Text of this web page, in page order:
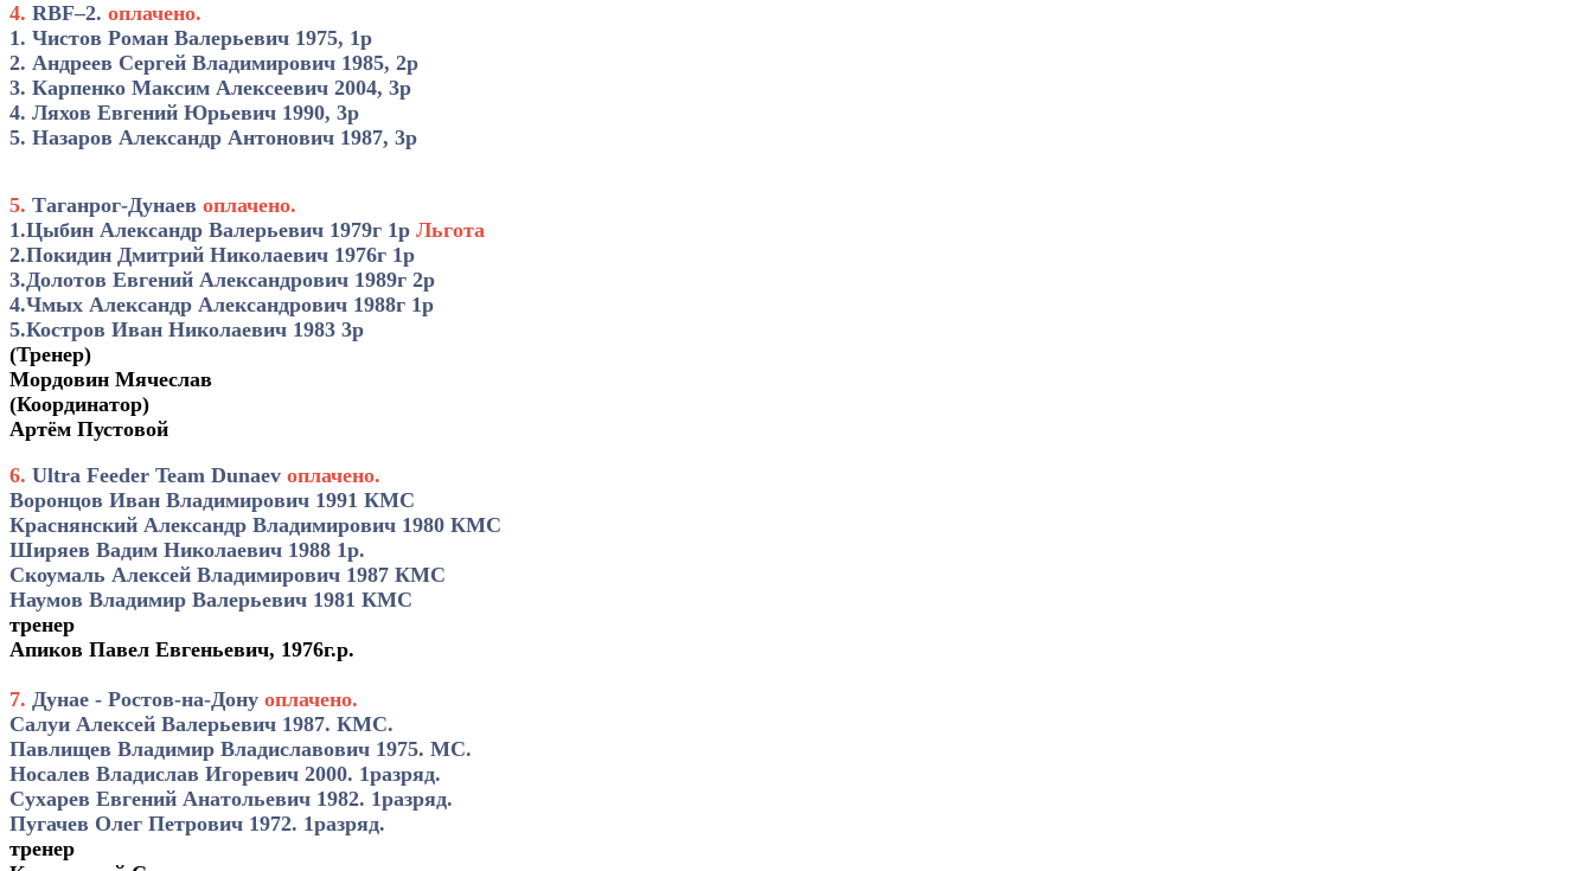
4. RBF–2. оплачено.
1. Чистов Роман Валерьевич 1975, 1р
2. Андреев Сергей Владимирович 1985, 2р
3. Карпенко Максим Алексеевич 2004, 3р
4. Ляхов Евгений Юрьевич 1990, 3р
5. Назаров Александр Антонович 1987, 3р
5. Таганрог-Дунаев оплачено.
1.Цыбин Александр Валерьевич 1979г 1р Льгота
2.Покидин Дмитрий Николаевич 1976г 1р
3.Долотов Евгений Александрович 1989г 2р
4.Чмых Александр Александрович 1988г 1р
5.Костров Иван Николаевич 1983 3р
(Тренер)
Мордовин Мячеслав
(Координатор)
Артём Пустовой
6. Ultra Feeder Team Dunaev оплачено.
Воронцов Иван Владимирович 1991 КМС
Краснянский Александр Владимирович 1980 КМС
Ширяев Вадим Николаевич 1988 1р.
Скоумаль Алексей Владимирович 1987 КМС
Наумов Владимир Валерьевич 1981 КМС
тренер
Апиков Павел Евгеньевич, 1976г.р.
7. Дунае - Ростов-на-Дону оплачено.
Салуи Алексей Валерьевич 1987. КМС.
Павлищев Владимир Владиславович 1975. МС.
Носалев Владислав Игоревич 2000. 1разряд.
Сухарев Евгений Анатольевич 1982. 1разряд.
Пугачев Олег Петрович 1972. 1разряд.
тренер